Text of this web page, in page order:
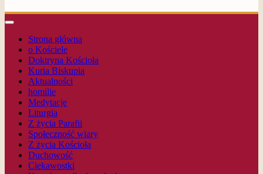
Strona główna
o Kościele
Doktryna Kościoła
Kuria Biskupia
Aktualności
homilie
Medytacje
Liturgia
Z życia Parafii
Społeczność wiary
Z życia Kościoła
Duchowość
Ciekawostki